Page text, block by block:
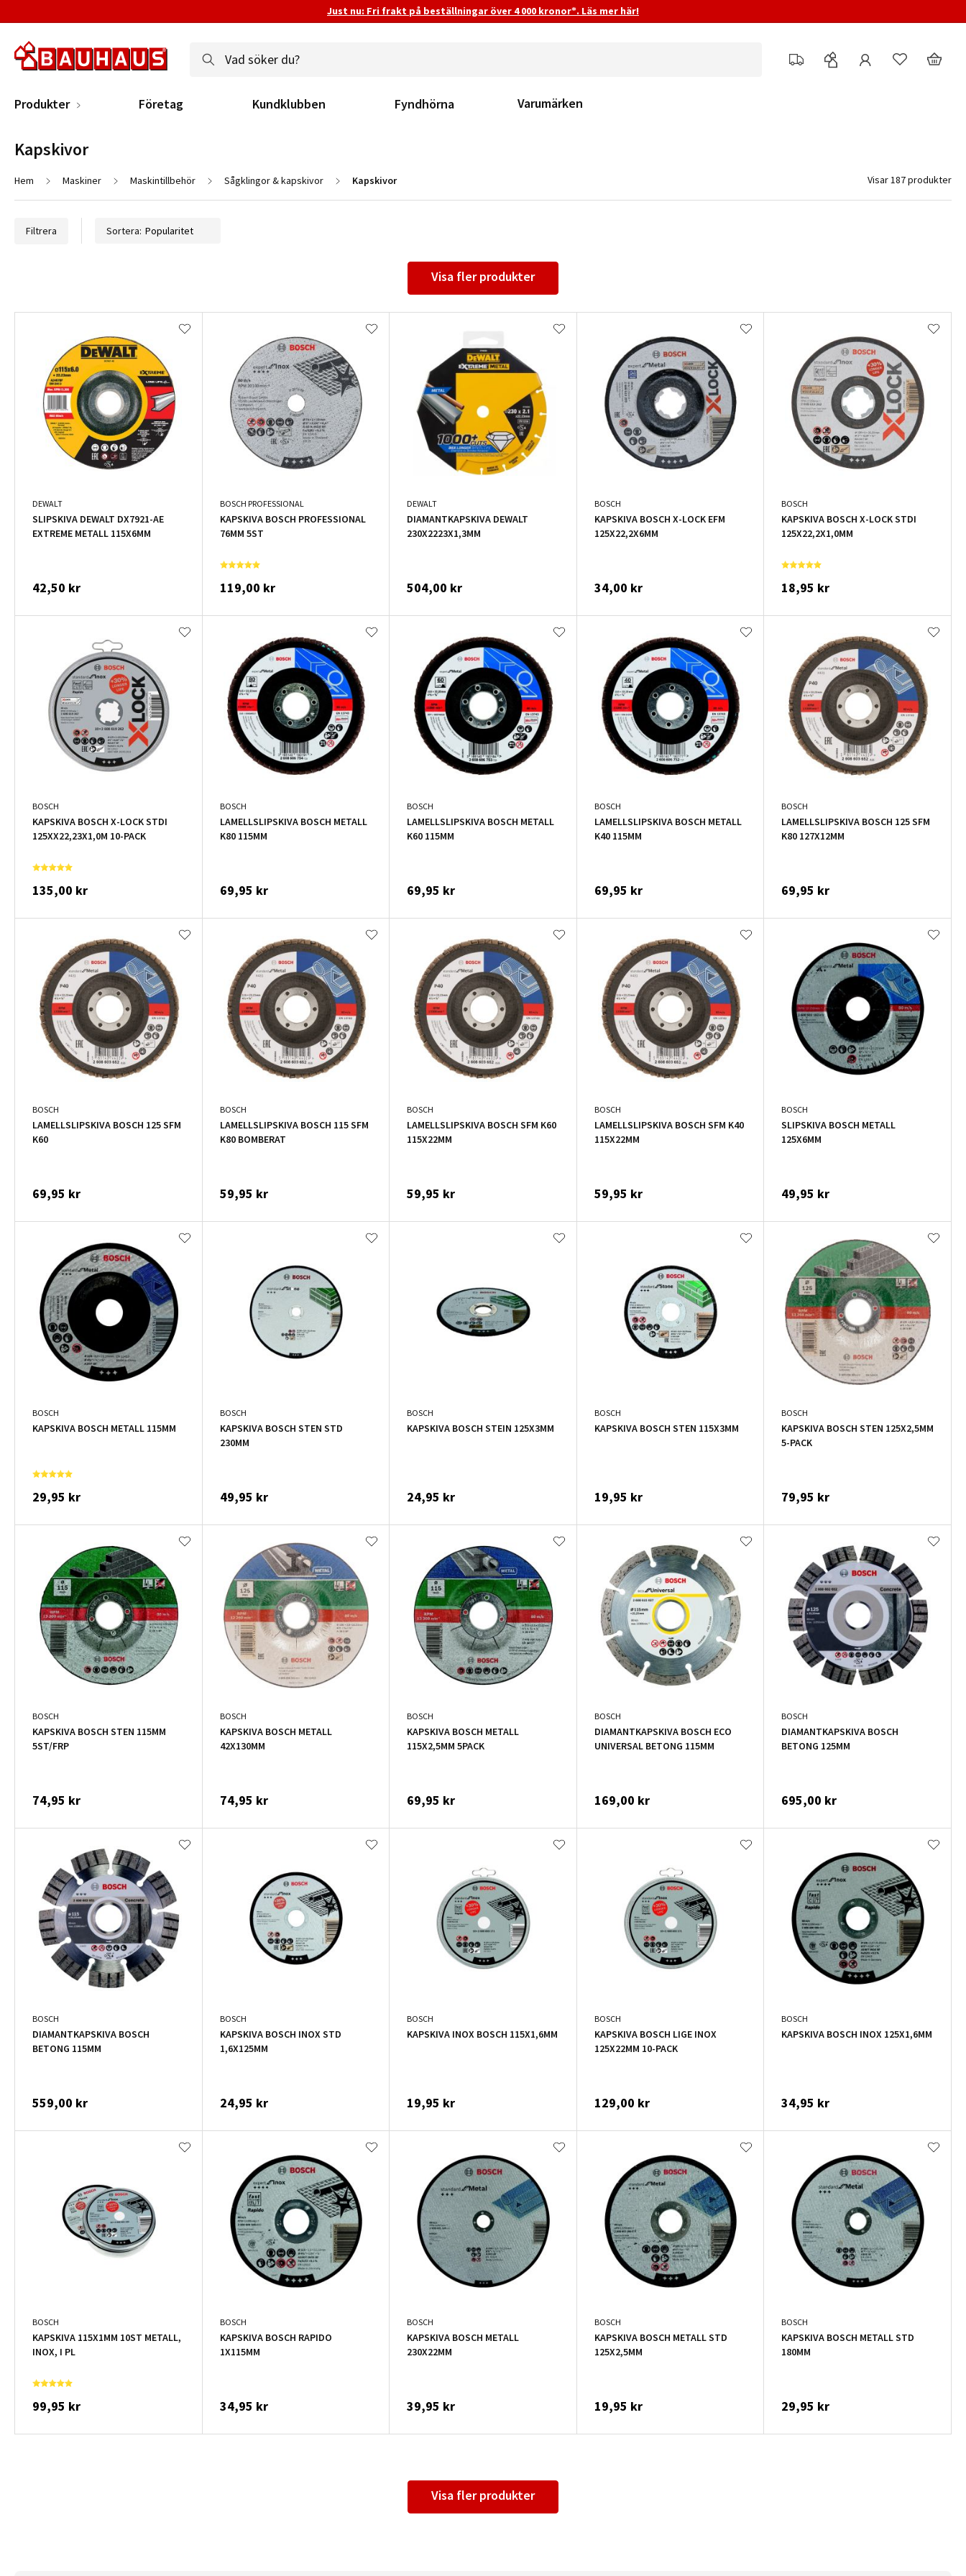
Just nu: Fri frakt på beställningar över 4 000 kronor*. Läs mer här!
Produkter Företag Kundklubben Fyndhörna Varumärken
Filtrera Sortera:
Visa fler produkter
DEWALT
SLIPSKIVA DEWALT DX7921-AE
EXTREME METALL 115X6MM
42,50 kr
BOSCH PROFESSIONAL
KAPSKIVA BOSCH PROFESSIONAL
76MM 5ST
119,00 kr
DEWALT
DIAMANTKAPSKIVA DEWALT
230X2223X1,3MM
504,00 kr
BOSCH
KAPSKIVA BOSCH X-LOCK EFM
125X22,2X6MM
34,00 kr
BOSCH
KAPSKIVA BOSCH X-LOCK STDI
125X22,2X1,0MM
18,95 kr
BOSCH
KAPSKIVA BOSCH X-LOCK STDI
125XX22,23X1,0M 10-PACK
135,00 kr
BOSCH
LAMELLSLIPSKIVA BOSCH METALL
K80 115MM
69,95 kr
BOSCH
LAMELLSLIPSKIVA BOSCH METALL
K60 115MM
69,95 kr
BOSCH
LAMELLSLIPSKIVA BOSCH METALL
K40 115MM
69,95 kr
BOSCH
LAMELLSLIPSKIVA BOSCH 125 SFM
K80 127X12MM
69,95 kr
BOSCH
LAMELLSLIPSKIVA BOSCH 125 SFM
K60
69,95 kr
BOSCH
LAMELLSLIPSKIVA BOSCH 115 SFM
K80 BOMBERAT
59,95 kr
BOSCH
LAMELLSLIPSKIVA BOSCH SFM K60
115X22MM
59,95 kr
BOSCH
LAMELLSLIPSKIVA BOSCH SFM K40
115X22MM
59,95 kr
BOSCH
SLIPSKIVA BOSCH METALL
125X6MM
49,95 kr
BOSCH
KAPSKIVA BOSCH METALL 115MM
29,95 kr
BOSCH
KAPSKIVA BOSCH STEN STD
230MM
49,95 kr
BOSCH
KAPSKIVA BOSCH STEIN 125X3MM
24,95 kr
BOSCH
KAPSKIVA BOSCH STEN 115X3MM
19,95 kr
BOSCH
KAPSKIVA BOSCH STEN 125X2,5MM
5-PACK
79,95 kr
BOSCH
KAPSKIVA BOSCH STEN 115MM
5ST/FRP
74,95 kr
BOSCH
KAPSKIVA BOSCH METALL
42X130MM
74,95 kr
BOSCH
KAPSKIVA BOSCH METALL
115X2,5MM 5PACK
69,95 kr
BOSCH
DIAMANTKAPSKIVA BOSCH ECO
UNIVERSAL BETONG 115MM
169,00 kr
BOSCH
DIAMANTKAPSKIVA BOSCH
BETONG 125MM
695,00 kr
BOSCH
DIAMANTKAPSKIVA BOSCH
BETONG 115MM
559,00 kr
BOSCH
KAPSKIVA BOSCH INOX STD
1,6X125MM
24,95 kr
BOSCH
KAPSKIVA INOX BOSCH 115X1,6MM
19,95 kr
BOSCH
KAPSKIVA BOSCH LIGE INOX
125X22MM 10-PACK
129,00 kr
BOSCH
KAPSKIVA BOSCH INOX 125X1,6MM
34,95 kr
BOSCH
KAPSKIVA 115X1MM 10ST METALL,
INOX, I PL
99,95 kr
BOSCH
KAPSKIVA BOSCH RAPIDO
1X115MM
34,95 kr
BOSCH
KAPSKIVA BOSCH METALL
230X22MM
39,95 kr
BOSCH
KAPSKIVA BOSCH METALL STD
125X2,5MM
19,95 kr
BOSCH
KAPSKIVA BOSCH METALL STD
180MM
29,95 kr
Visa fler produkter
Kapskivor
Hem Maskiner Maskintillbehör Sågklingor & kapskivor Kapskivor Visar 187 produkter